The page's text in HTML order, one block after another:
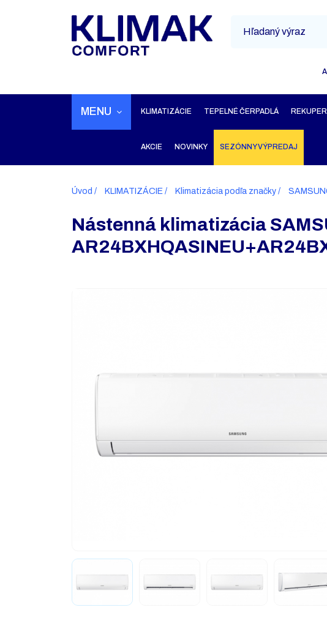
MENU KLIMATIZÁCIE TEPELNÉ ČERPADLÁ
AKCIE NOVINKY SEZÓNNY VÝPREDAJ
Úvod KLIMATIZÁCIE Klimatizácia podľa značky
Nástenná klimatizácia